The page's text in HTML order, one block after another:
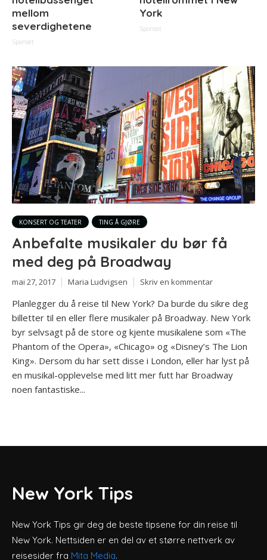
mellom
severdighetene
Sponset
York
Sponset
KONSERT OG TEATER TING Å GJØRE
Anbefalte musikaler du bør få
med deg på Broadway
mai 27, 2017 Maria Ludvigsen Skriv en kommentar
Planlegger du å reise til New York? Da burde du sikre deg
billetter til en eller flere musikaler på Broadway. New York
byr selvsagt på de store og kjente musikalene som «The
Phantom of the Opera», «Chicago» og «Disney’s The Lion
King». Dersom du har sett disse i London, eller har lyst på
en musikal-opplevelse med litt mer futt har Broadway
noen fantastiske...
New York Tips
New York Tips gir deg de beste tipsene for din reise til
New York. Nettsiden er en del av et større nettverk av
reisesider fra Mita Media.